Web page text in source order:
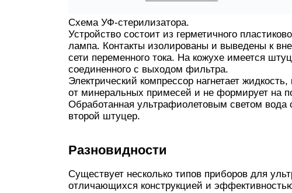
Схема УФ-стерилизатора.
Устройство состоит из герметичного
лампа. Контакты изолированы и выведены к
сети переменного тока. На кожухе имеется
соединенного с выходом фильтра.
Электрический компрессор нагнетает
от минеральных примесей и не формирует на
Обработанная ультрафиолетовым светом вода
второй штуцер.
Разновидности
Существует несколько типов приборов для
отличающихся конструкцией и